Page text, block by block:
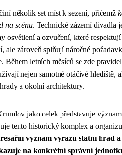
několik set míst k sezení, přičemž
na scénu. Technické zázemí divadla
osvětlení a ozvučení, které respektují
ale zároveň splňují náročné
Během letních měsíců se zde
nejen samotné otáčivé hlediště,
a okolní architektury.
jako celek představuje
tento historický komplex a
význam výrazu státní hrad a
na konkrétní správní